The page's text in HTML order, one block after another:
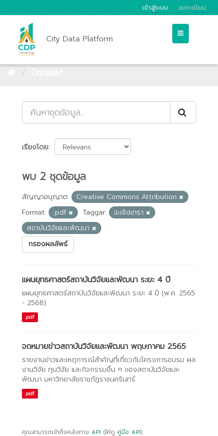
เข้าสู่ระบบ ลงทะเบียน
City Data Platform
เรียงโดย
พบ 2 ชุดข้อมูล
สัญญาอนุญาต:
Creative Commons Attribution
Format:
.pdf Taggar:
ฉะเชิงเทรา
สถาบันวิจัยและพัฒนา
กรองผลลัพธ์
แผนยุทธศาสตร์สถาบันวิจัยและพัฒนา ระยะ 4 ปี
แผนยุทธศาสตร์สถาบันวิจัยและพัฒนา ระยะ 4 ปี (พ.ศ. 2565
- 2568)
.pdf
จดหมายข่าวสถาบันวิจัยและพัฒนา พฤษภาคม 2565
รายงานข่าวและเหตุการณ์สำคัญที่เกี่ยวกับโครงการอบรม ผล
งานวิจัย ทุนวิจัย และกิจกรรมอื่น ๆ ของสถาบันวิจัยและ
พัฒนา มหาวิทยาลัยราชภัฏราชนครินทร์
.pdf
คุณสามารถเข้าถึงคลังทาง API (ให้ดู คู่มือ API).